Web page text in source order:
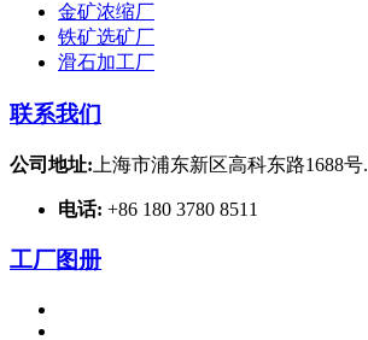
金矿浓缩厂
铁矿选矿厂
滑石加工厂
联系我们
公司地址: 上海市浦东新区高科东路1688号.
电话: +86 180 3780 8511
工厂图册